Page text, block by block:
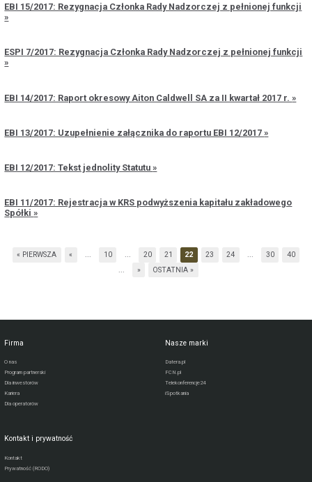
EBI 15/2017: Rezygnacja Członka Rady Nadzorczej z pełnionej funkcji
ESPI 7/2017: Rezygnacja Członka Rady Nadzorczej z pełnionej funkcji
EBI 14/2017: Raport okresowy Aiton Caldwell SA za II kwartał 2017 r.
EBI 13/2017: Uzupełnienie załącznika do raportu EBI 12/2017
EBI 12/2017: Tekst jednolity Statutu
EBI 11/2017: Rejestracja w KRS podwyższenia kapitału zakładowego
Spółki
« PIERWSZA « ... 10 ... 20 21 22 23 24 ... 30
40
...
» OSTATNIA »
Firma
O nas
Program partnerski
Dla inwestorów
Kariera
Dla operatorów
Nasze marki
Datera.pl
FCN.pl
Telekonferencje24
iSpotkania
Kontakt i prywatność
Kontakt
Prywatność (RODO)